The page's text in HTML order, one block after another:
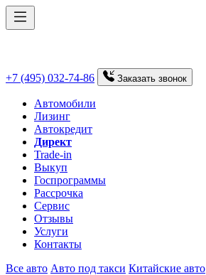
+7 (495) 032-74-86 Заказать звонок
Автомобили
Лизинг
Автокредит
Директ
Trade-in
Выкуп
Госпрограммы
Рассрочка
Сервис
Отзывы
Услуги
Контакты
Все авто Авто под такси Китайские авто